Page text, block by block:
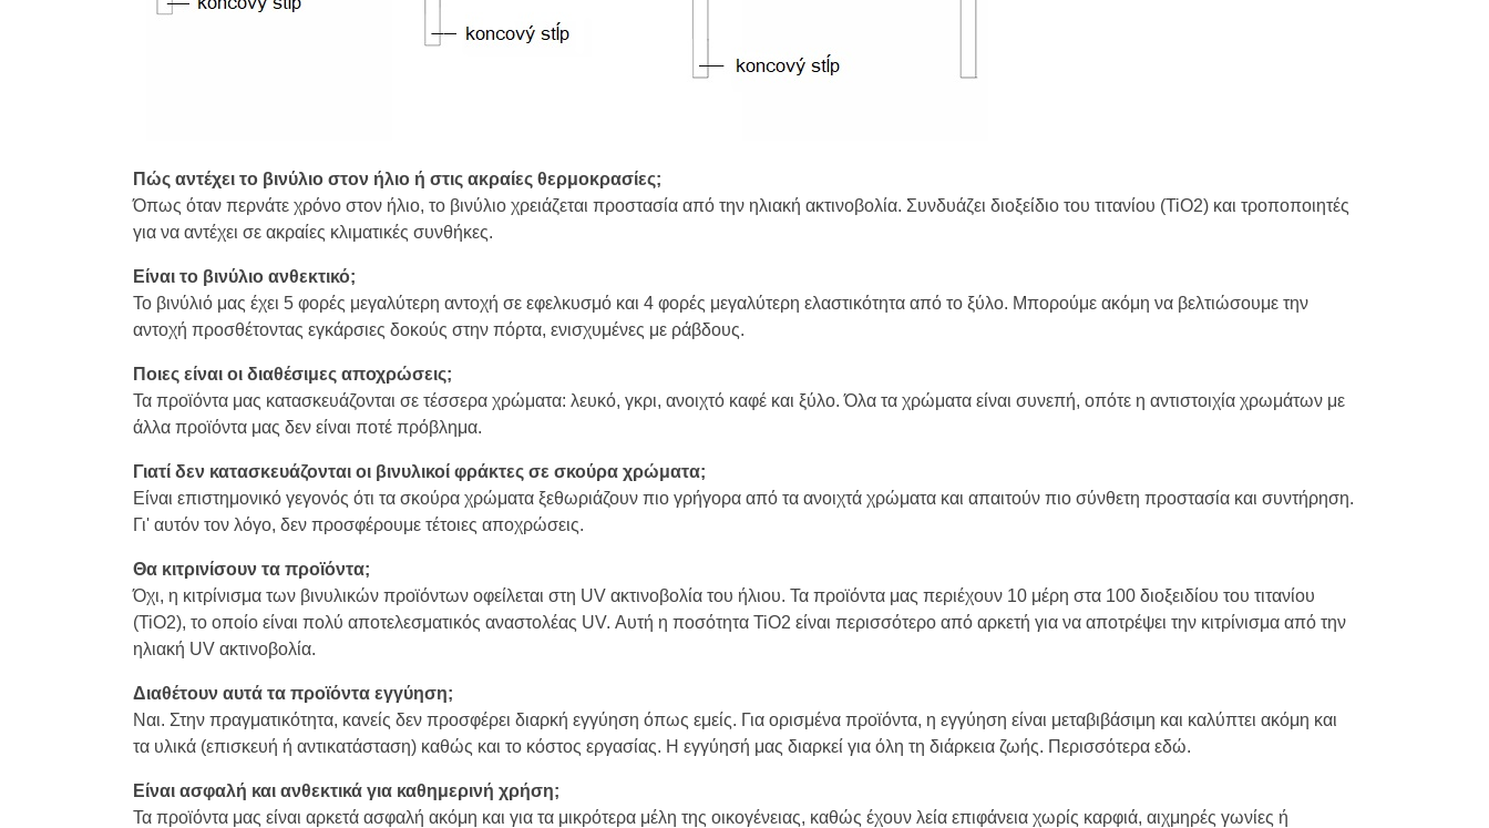
Πώς αντέχει το βινύλιο στον ήλιο ή στις ακραίες θερμοκρασίες;
Όπως όταν περνάτε χρόνο στον ήλιο, το βινύλιο χρειάζεται προστασία από την ηλιακή ακτινοβολία. Συνδυάζει διοξείδιο του τιτανίου (TiO2) και τροποποιητές
για να αντέχει σε ακραίες κλιματικές συνθήκες.
Είναι το βινύλιο ανθεκτικό;
Το βινύλιό μας έχει 5 φορές μεγαλύτερη αντοχή σε εφελκυσμό και 4 φορές μεγαλύτερη ελαστικότητα από το ξύλο. Μπορούμε ακόμη να βελτιώσουμε την
αντοχή προσθέτοντας εγκάρσιες δοκούς στην πόρτα, ενισχυμένες με ράβδους.
Ποιες είναι οι διαθέσιμες αποχρώσεις;
Τα προϊόντα μας κατασκευάζονται σε τέσσερα χρώματα: λευκό, γκρι, ανοιχτό καφέ και ξύλο. Όλα τα χρώματα είναι συνεπή, οπότε η αντιστοιχία χρωμάτων με
άλλα προϊόντα μας δεν είναι ποτέ πρόβλημα.
Γιατί δεν κατασκευάζονται οι βινυλικοί φράκτες σε σκούρα χρώματα;
Είναι επιστημονικό γεγονός ότι τα σκούρα χρώματα ξεθωριάζουν πιο γρήγορα από τα ανοιχτά χρώματα και απαιτούν πιο σύνθετη προστασία και συντήρηση.
Γι' αυτόν τον λόγο, δεν προσφέρουμε τέτοιες αποχρώσεις.
Θα κιτρινίσουν τα προϊόντα;
Όχι, η κιτρίνισμα των βινυλικών προϊόντων οφείλεται στη UV ακτινοβολία του ήλιου. Τα προϊόντα μας περιέχουν 10 μέρη στα 100 διοξειδίου του τιτανίου
(TiO2), το οποίο είναι πολύ αποτελεσματικός αναστολέας UV. Αυτή η ποσότητα TiO2 είναι περισσότερο από αρκετή για να αποτρέψει την κιτρίνισμα από την
ηλιακή UV ακτινοβολία.
Διαθέτουν αυτά τα προϊόντα εγγύηση;
Ναι. Στην πραγματικότητα, κανείς δεν προσφέρει διαρκή εγγύηση όπως εμείς. Για ορισμένα προϊόντα, η εγγύηση είναι μεταβιβάσιμη και καλύπτει ακόμη και
τα υλικά (επισκευή ή αντικατάσταση) καθώς και το κόστος εργασίας. Η εγγύησή μας διαρκεί για όλη τη διάρκεια ζωής. Περισσότερα εδώ.
Είναι ασφαλή και ανθεκτικά για καθημερινή χρήση;
Τα προϊόντα μας είναι αρκετά ασφαλή ακόμη και για τα μικρότερα μέλη της οικογένειας, καθώς έχουν λεία επιφάνεια χωρίς καρφιά, αιχμηρές γωνίες ή